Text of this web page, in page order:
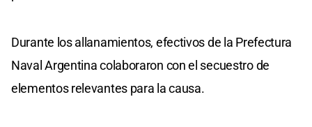
Durante los allanamientos, efectivos de la Prefectura
Naval Argentina colaboraron con el secuestro de
elementos relevantes para la causa.